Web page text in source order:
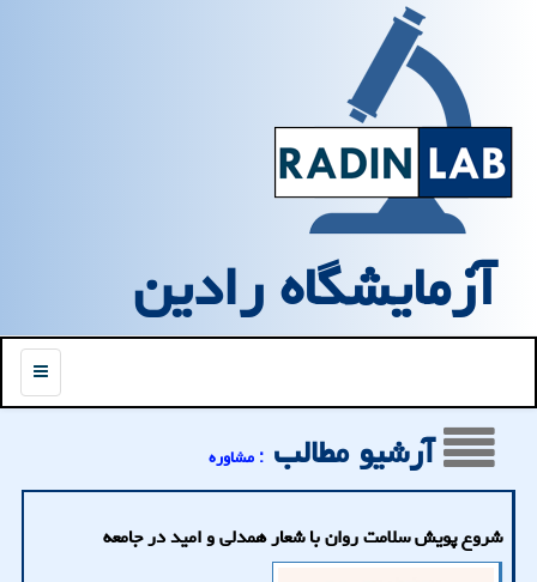
آزمایشگاه رادین
منو
آرشیو مطالب : مشاوره
شروع پویش سلامت روان با شعار همدلی و امید در جامعه